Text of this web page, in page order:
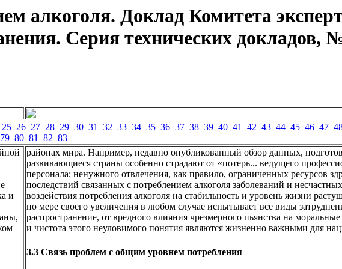
алкоголя. Доклад Комитета
Серия технических докладов,
25 26 27 28 29 30 31 32 33 34 35 36 37 38 39 40 41 42 43 44 45 46 47
79 80 81 82 83
и
районах мира. Например, недавно опубликованный обзор данных,
развивающиеся страны особенно страдают от «потерь... ведущего
персонала; ненужного отвлечения, как правило, ограниченных ресурсов
последствий связанных с потреблением алкоголя заболеваний и
воздействия потребления алкоголя на стабильность и уровень жизни
по мере своего увеличения в любом случае испытывает все виды
распространение, от вредного влияния чрезмерного пьянства на
и чистота этого неуловимого понятия являются жизненно важными для
3.3 Связь проблем с общим уровнем потребления